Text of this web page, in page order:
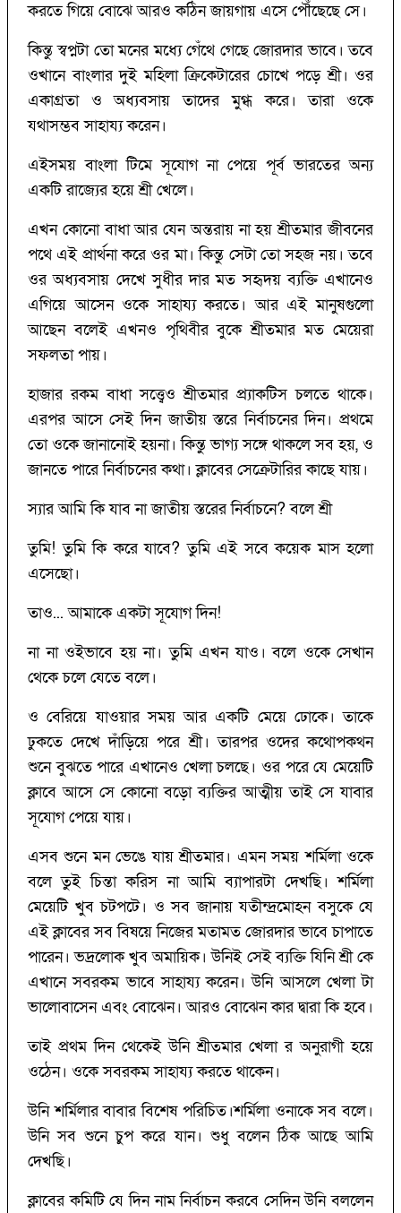
করতে গিয়ে বোঝে আরও কঠিন জায়গায় এসে পৌঁছেছে সে।
কিন্তু স্বপ্নটা তো মনের মধ্যে গেঁথে গেছে জোরদার ভাবে। তবে
ওখানে বাংলার দুই মহিলা ক্রিকেটারের চোখে পড়ে শ্রী। ওর
একাগ্রতা ও অধ্যবসায় তাদের মুগ্ধ করে। তারা ওকে
যথাসম্ভব সাহায্য করেন।
এইসময় বাংলা টিমে সূযোগ না পেয়ে পূর্ব ভারতের অন্য
একটি রাজ্যের হয়ে শ্রী খেলে।
এখন কোনো বাধা আর যেন অন্তরায় না হয় শ্রীতমার জীবনের
পথে এই প্রার্থনা করে ওর মা। কিন্তু সেটা তো সহজ নয়। তবে
ওর অধ্যবসায় দেখে সুধীর দার মত সহৃদয় ব্যক্তি এখানেও
এগিয়ে আসেন ওকে সাহায্য করতে। আর এই মানুষগুলো
আছেন বলেই এখনও পৃথিবীর বুকে শ্রীতমার মত মেয়েরা
সফলতা পায়।
হাজার রকম বাধা সত্ত্বেও শ্রীতমার প্র্যাকটিস চলতে থাকে।
এরপর আসে সেই দিন জাতীয় স্তরে নির্বাচনের দিন। প্রথমে
তো ওকে জানানোই হয়না। কিন্তু ভাগ্য সঙ্গে থাকলে সব হয়, ও
জানতে পারে নির্বাচনের কথা। ক্লাবের সেক্রেটারির কাছে যায়।
স্যার আমি কি যাব না জাতীয় স্তরের নির্বাচনে? বলে শ্রী
তুমি! তুমি কি করে যাবে? তুমি এই সবে কয়েক মাস হলো
এসেছো।
তাও... আমাকে একটা সূযোগ দিন!
না না ওইভাবে হয় না। তুমি এখন যাও। বলে ওকে সেখান
থেকে চলে যেতে বলে।
ও বেরিয়ে যাওয়ার সময় আর একটি মেয়ে ঢোকে। তাকে
ঢুকতে দেখে দাঁড়িয়ে পরে শ্রী। তারপর ওদের কথোপকথন
শুনে বুঝতে পারে এখানেও খেলা চলছে। ওর পরে যে মেয়েটি
ক্লাবে আসে সে কোনো বড়ো ব্যক্তির আত্মীয় তাই সে যাবার
সূযোগ পেয়ে যায়।
এসব শুনে মন ভেঙে যায় শ্রীতমার। এমন সময় শর্মিলা ওকে
বলে তুই চিন্তা করিস না আমি ব্যাপারটা দেখছি। শর্মিলা
মেয়েটি খুব চটপটে। ও সব জানায় যতীন্দ্রমোহন বসুকে যে
এই ক্লাবের সব বিষয়ে নিজের মতামত জোরদার ভাবে চাপাতে
পারেন। ভদ্রলোক খুব অমায়িক। উনিই সেই ব্যক্তি যিনি শ্রী কে
এখানে সবরকম ভাবে সাহায্য করেন। উনি আসলে খেলা টা
ভালোবাসেন এবং বোঝেন। আরও বোঝেন কার দ্বারা কি হবে।
তাই প্রথম দিন থেকেই উনি শ্রীতমার খেলা র অনুরাগী হয়ে
ওঠেন। ওকে সবরকম সাহায্য করতে থাকেন।
উনি শর্মিলার বাবার বিশেষ পরিচিত।শর্মিলা ওনাকে সব বলে।
উনি সব শুনে চুপ করে যান। শুধু বলেন ঠিক আছে আমি
দেখছি।
ক্লাবের কমিটি যে দিন নাম নির্বাচন করবে সেদিন উনি বললেন